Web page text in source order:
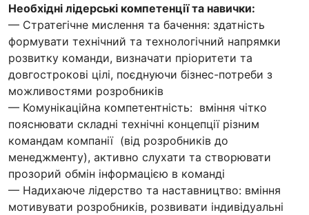
Необхідні лідерські компетенції та навички:
— Стратегічне мислення та бачення: здатність
формувати технічний та технологічний напрямки
розвитку команди, визначати пріоритети та
довгострокові цілі, поєднуючи бізнес-потреби з
можливостями розробників
— Комунікаційна компетентність: вміння чітко
пояснювати складні технічні концепції різним
командам компанії (від розробників до
менеджменту), активно слухати та створювати
прозорий обмін інформацією в команді
— Надихаюче лідерство та наставництво: вміння
мотивувати розробників, розвивати індивідуальні